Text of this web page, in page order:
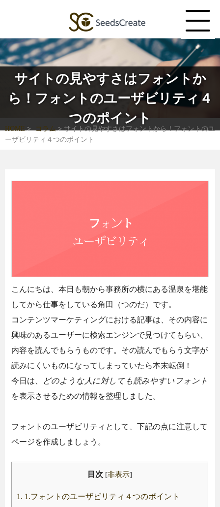
サイトの見やすさはフォントか
ら！フォントのユーザビリティ４
つのポイント
HOME コラム
サイトの見やすさはフォントから！フォントのユ
ーザビリティ４つのポイント
こんにちは、本日も朝から事務所の横にある温泉を堪能
してから仕事をしている角田（つのだ）です。
コンテンツマーケティングにおける記事は、その内容に
興味のあるユーザーに検索エンジンで見つけてもらい、
内容を読んでもらうものです。その読んでもらう文字が
読みにくいものになってしまっていたら本末転倒！
今日は、 どのような人に対しても読みやすいフォント
を表示させるための情報を整理しました。
フォントのユーザビリティとして、下記の点に注意して
ページを作成しましょう。
目次 [非表示]
1. 1.フォントのユーザビリティ４つのポイント